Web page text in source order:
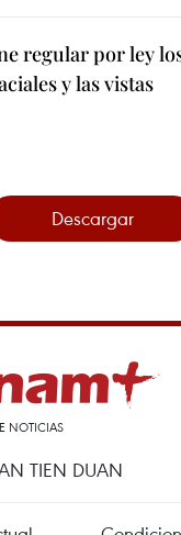
regular por ley
y las vistas
Descargar
NOTICIAS
TIEN DUAN